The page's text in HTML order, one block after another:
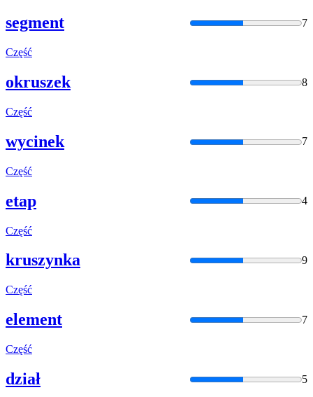
segment 7
Część
okruszek 8
Część
wycinek 7
Część
etap 4
Część
kruszynka 9
Część
element 7
Część
dział 5